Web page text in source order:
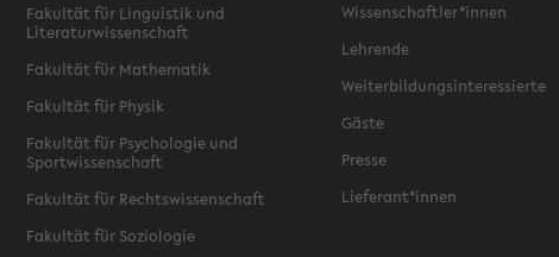
Fakultät für Linguistik und
Literaturwissenschaft
Fakultät für Mathematik
Fakultät für Physik
Fakultät für Psychologie und
Sportwissenschaft
Fakultät für Rechtswissenschaft
Fakultät für Soziologie
Wissenschaftler*innen
Lehrende
Weiterbildungsinteressierte
Gäste
Presse
Lieferant*innen